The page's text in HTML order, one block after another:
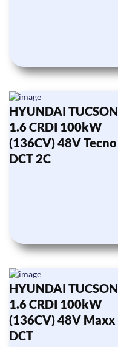
HYUNDAI TUCSON
1.6 CRDI 100kW
(136CV) 48V Tecno
DCT 2C
HYUNDAI TUCSON
1.6 CRDI 100kW
(136CV) 48V Maxx
DCT